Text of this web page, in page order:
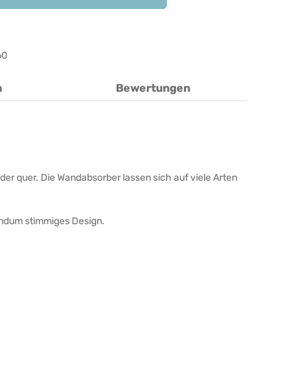
Bewertungen
quer. Die Wandabsorber lassen sich auf viele Arten
stimmiges Design.